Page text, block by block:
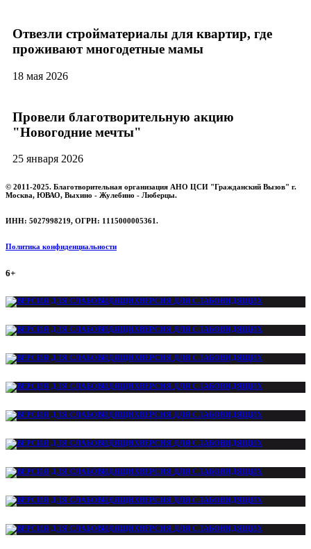
Отвезли стройматериалы для квартир, где
проживают многодетные мамы
18 мая 2026
Провели благотворительную акцию
"Новогодние мечты"
25 января 2026
© 2011-2025. Благотворительная организация АНО ЦСИ "Гражданский Вызов" г.
Москва, ЮВАО, Выхино - Жулебино - Люберцы.
ИНН: 5027998219, ОГРН: 1115000005361.
Политика конфиденциальности
6+
ВЕРСИЯ ДЛЯ СЛАБОВИДЯЩИХ
ВЕРСИЯ ДЛЯ СЛАБОВИДЯЩИХ
ВЕРСИЯ ДЛЯ СЛАБОВИДЯЩИХ
ВЕРСИЯ ДЛЯ СЛАБОВИДЯЩИХ
ВЕРСИЯ ДЛЯ СЛАБОВИДЯЩИХ
ВЕРСИЯ ДЛЯ СЛАБОВИДЯЩИХ
ВЕРСИЯ ДЛЯ СЛАБОВИДЯЩИХ
ВЕРСИЯ ДЛЯ СЛАБОВИДЯЩИХ
ВЕРСИЯ ДЛЯ СЛАБОВИДЯЩИХ